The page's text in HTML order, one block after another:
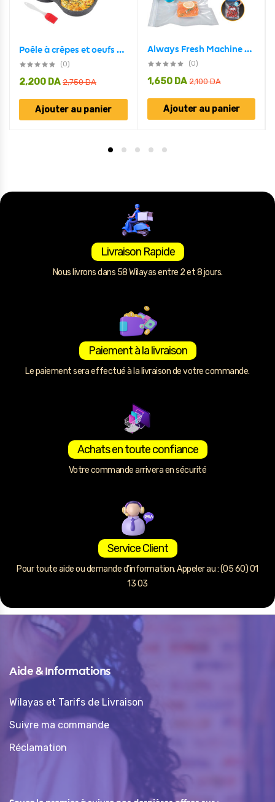
Poêle à crêpes et oeufs avec 4 trous en aluminium antiadhésive
(0)
2,750DA
2,200 DA
Ajouter au panier
Always Fresh Machine De Scellage Portable Avec 5 Sacs – جهاز تفريغ وشفط الهواء من أكياس حفظ الطعام
(0)
2,100DA
1,650 DA
Ajouter au panier
Livraison Rapide
Nous livrons dans 58 Wilayas entre 2 et 8 jours.
Paiement à la livraison
Le paiement sera effectué à la livraison de votre commande.
Achats en toute confiance
Votre commande arrivera en sécurité
Service Client
Pour toute aide ou demande d’information. Appeler au : (05 60) 01
13 03
Aide & Informations
Wilayas et Tarifs de Livraison
Suivre ma commande
Réclamation